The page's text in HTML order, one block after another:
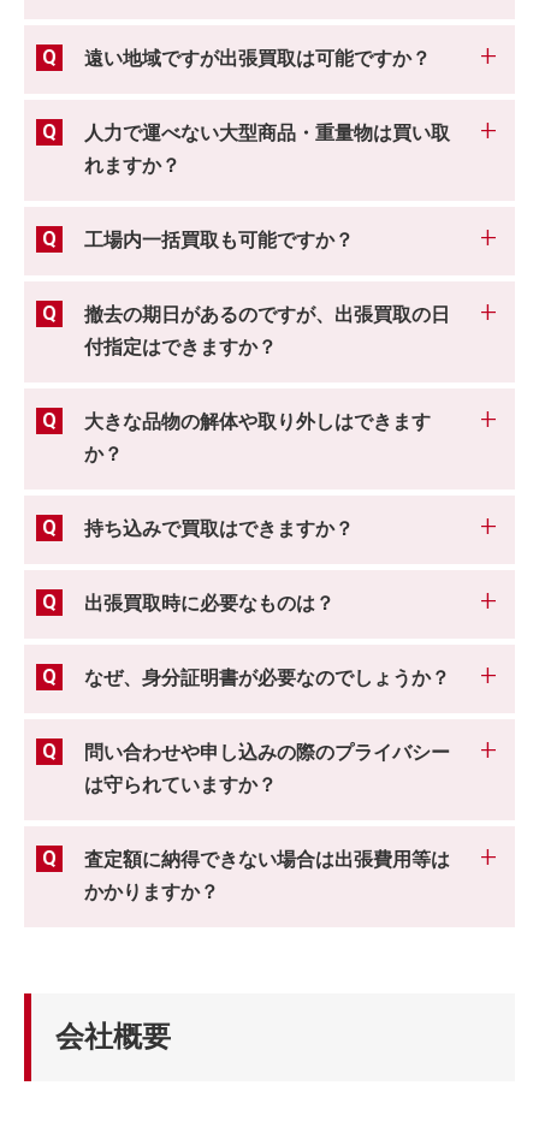
遠い地域ですが出張買取は可能ですか？
人力で運べない大型商品・重量物は買い取
れますか？
工場内一括買取も可能ですか？
撤去の期日があるのですが、出張買取の日
付指定はできますか？
大きな品物の解体や取り外しはできます
か？
持ち込みで買取はできますか？
出張買取時に必要なものは？
なぜ、身分証明書が必要なのでしょうか？
問い合わせや申し込みの際のプライバシー
は守られていますか？
査定額に納得できない場合は出張費用等は
かかりますか？
会社概要